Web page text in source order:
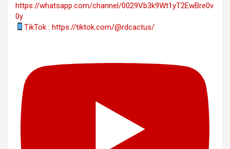
https://whatsapp.com/channel/0029Vb3k9Wt1yT2EwBre0v
0y
TikTok : https://tiktok.com/@rdcactus/